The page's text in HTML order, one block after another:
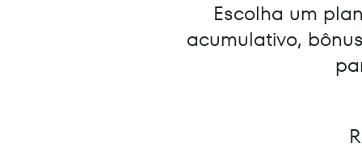
Escolha um
acumulativo,